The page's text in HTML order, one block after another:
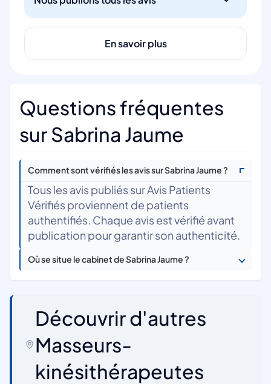
En savoir plus
Questions fréquentes
sur Sabrina Jaume
Comment sont vérifiés les avis sur Sabrina Jaume ?
Tous les avis publiés sur Avis Patients
Vérifiés proviennent de patients
authentifiés. Chaque avis est vérifié avant
publication pour garantir son authenticité.
Où se situe le cabinet de Sabrina Jaume ?
Découvrir d'autres
Masseurs-
kinésithérapeutes